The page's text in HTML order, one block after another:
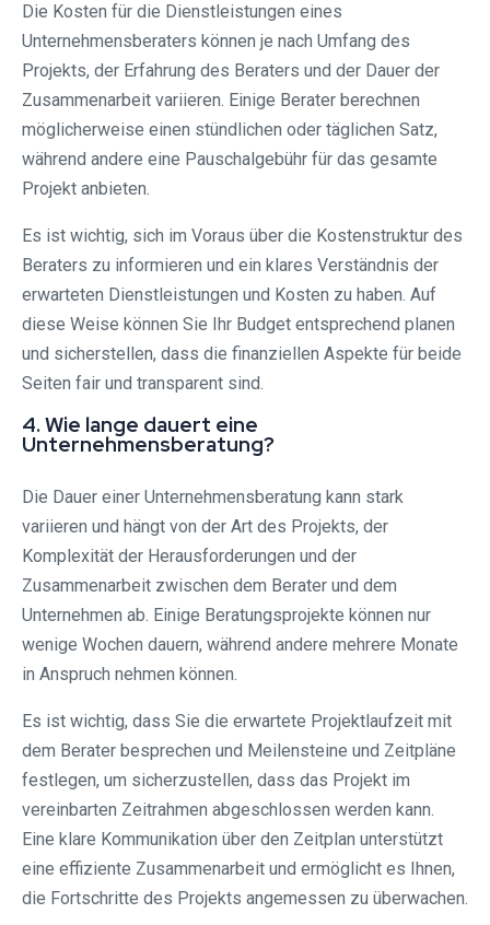
Die Kosten für die Dienstleistungen eines
Unternehmensberaters können je nach Umfang des
Projekts, der Erfahrung des Beraters und der Dauer der
Zusammenarbeit variieren. Einige Berater berechnen
möglicherweise einen stündlichen oder täglichen Satz,
während andere eine Pauschalgebühr für das gesamte
Projekt anbieten.
Es ist wichtig, sich im Voraus über die Kostenstruktur des
Beraters zu informieren und ein klares Verständnis der
erwarteten Dienstleistungen und Kosten zu haben. Auf
diese Weise können Sie Ihr Budget entsprechend planen
und sicherstellen, dass die finanziellen Aspekte für beide
Seiten fair und transparent sind.
4. Wie lange dauert eine
Unternehmensberatung?
Die Dauer einer Unternehmensberatung kann stark
variieren und hängt von der Art des Projekts, der
Komplexität der Herausforderungen und der
Zusammenarbeit zwischen dem Berater und dem
Unternehmen ab. Einige Beratungsprojekte können nur
wenige Wochen dauern, während andere mehrere Monate
in Anspruch nehmen können.
Es ist wichtig, dass Sie die erwartete Projektlaufzeit mit
dem Berater besprechen und Meilensteine ​​und Zeitpläne
festlegen, um sicherzustellen, dass das Projekt im
vereinbarten Zeitrahmen abgeschlossen werden kann.
Eine klare Kommunikation über den Zeitplan unterstützt
eine effiziente Zusammenarbeit und ermöglicht es Ihnen,
die Fortschritte des Projekts angemessen zu überwachen.